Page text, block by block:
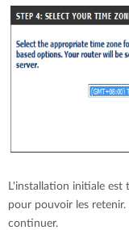
L'installation initiale est
pour pouvoir les retenir.
continuer.